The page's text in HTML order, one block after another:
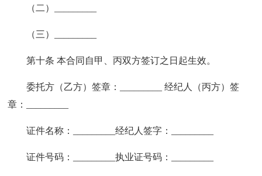
（二）_________
（三）_________
第十条 本合同自甲、丙双方签订之日起生效。
委托方（乙方）签章：_________ 经纪人（丙方）签
章：_________
证件名称：_________经纪人签字：_________
证件号码：_________执业证号码：_________